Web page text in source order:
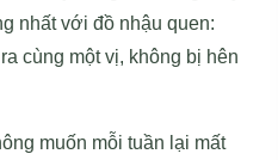
nhất với đồ nhậu quen:
cùng một vị, không bị hên
muốn mỗi tuần lại mất